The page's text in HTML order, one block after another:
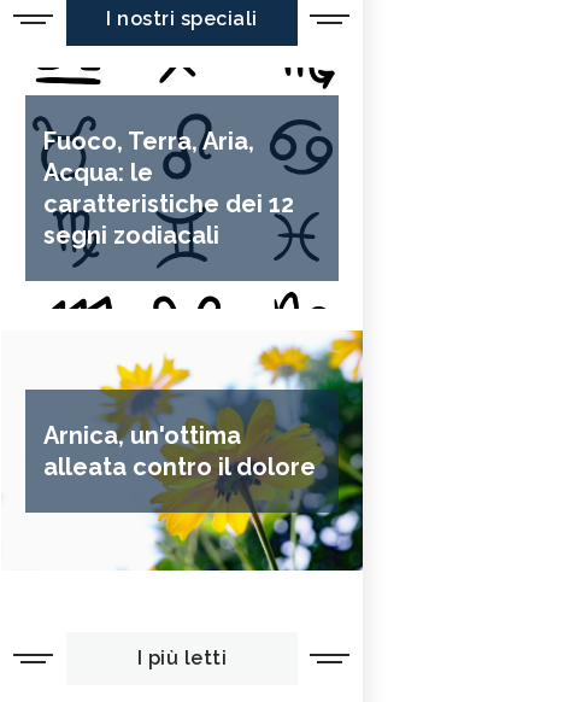
I nostri speciali
Fuoco, Terra, Aria,
Acqua: le
caratteristiche dei 12
segni zodiacali
Arnica, un'ottima
alleata contro il dolore
I più letti